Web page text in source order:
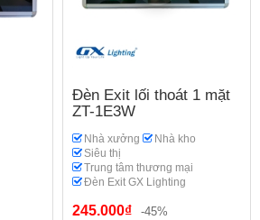
Đèn Exit lối thoát 1 mặt
ZT-1E3W
Nhà xưởng
Nhà kho
Siêu thị
Trung tâm thương mại
Đèn Exit GX Lighting
245.000₫
-45%